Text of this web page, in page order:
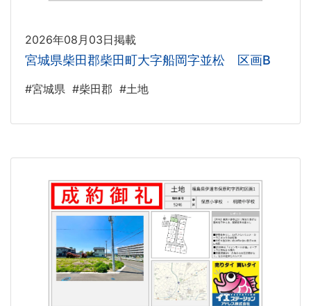
2026年08月03日掲載
宮城県柴田郡柴田町大字船岡字並松 区画B
#宮城県 #柴田郡 #土地